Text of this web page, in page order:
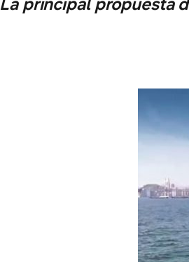
La principal propuesta